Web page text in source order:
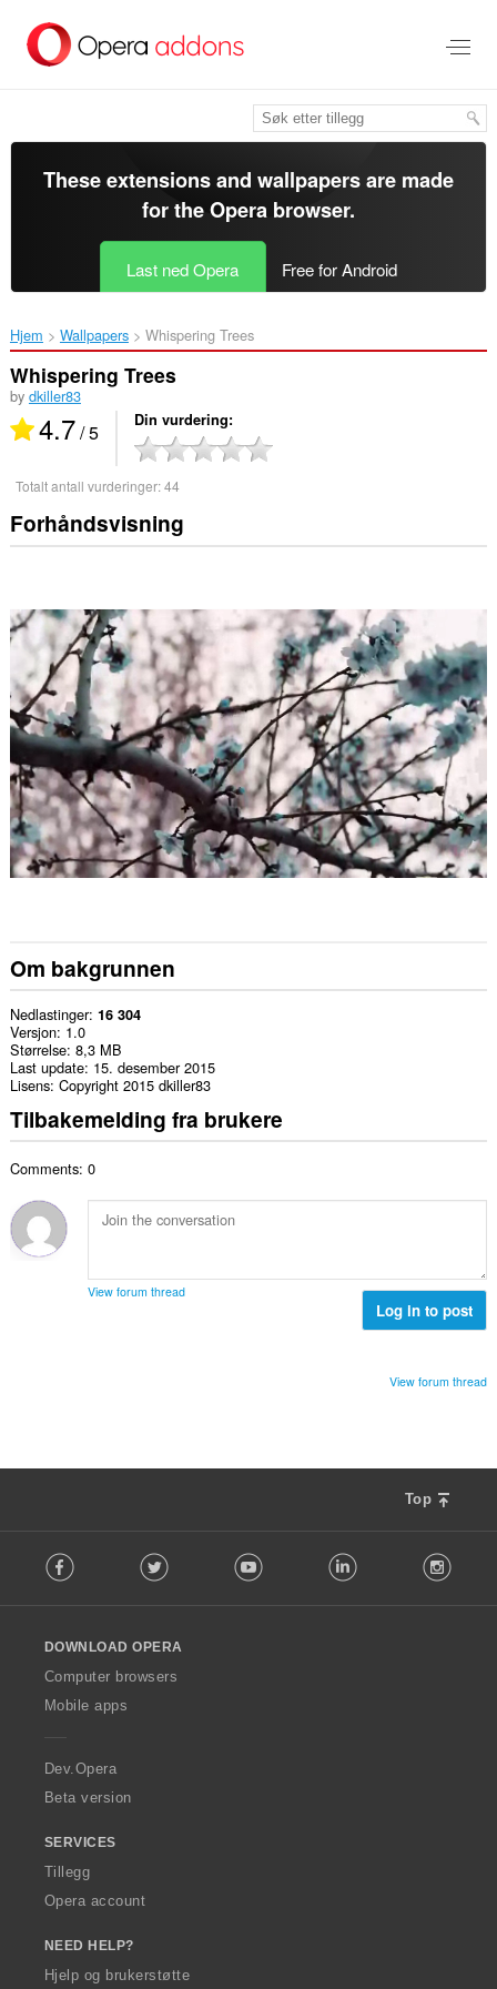
direkte
These extensions and wallpapers are made
for theOpera browser.
Last ned Opera Free for Android
Hjem Wallpapers Whispering Trees‎
Whispering Trees
by dkiller83
4.7/ 5 Din vurdering
Totalt antall vurderinger:44
Forhåndsvisning
Om bakgrunnen
Nedlastinger 16 304
Versjon 1.0
Størrelse 8,3 MB
Last update 15. desember 2015
Lisens Copyright 2015 dkiller83
Tilbakemelding fra brukere
Comments: 0
View forum thread
Log in to post
View forum thread
Top
o
w
O
p
a
Facebook Twitter Youtube LinkedIn
DOWNLOAD OPERA
Computer browsers
Mobile apps
Dev.Opera
Beta version
SERVICES
Tillegg
Opera account
NEED HELP?
Hjelp og brukerstøtte